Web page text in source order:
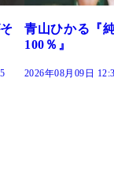
2026年08月09日